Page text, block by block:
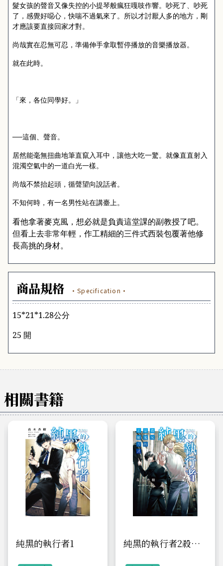
髮女孩的聲音又像失控的小提琴般瘋狂嘎吱作響。吵死了、吵死
了，感覺好噁心，快喘不過氣來了。所以才討厭人多的地方，剛
才應該要直接回家才對。
尚哉實在忍無可忍，準備伸手拿取暫停播放的音樂播放器。
就在此時。
「來，各位同學好。」
──這個、聲音。
居然能毫無扭曲地筆直竄入耳中，讓他大吃一驚。就像直直射入
混濁空氣中的一道白光一樣。
尚哉不禁抬起頭，循聲望向說話者。
不知何時，有一名男性站在講臺上。
看他拿著麥克風，想必就是負責這堂課的副教授了吧。
但看上去非常年輕，作工精細的三件式西裝包覆著他修
長高挑的身材。
商品規格 ·Specification·
15*21*1.28公分
25 開
相關書籍
純黑的執行者1
純黑的執行者2殺死